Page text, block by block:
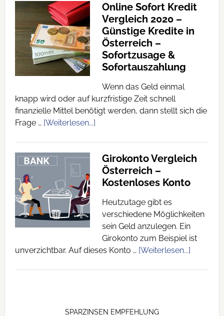
Online Sofort Kredit
Vergleich 2020 –
Günstige Kredite in
Österreich –
Sofortzusage &
Sofortauszahlung
Wenn das Geld einmal
knapp wird oder auf kurzfristige Zeit schnell
finanzielle Mittel benötigt werden, dann stellt sich die
Frage … [Weiterlesen...]
Girokonto Vergleich
Österreich –
Kostenloses Konto
Heutzutage gibt es
verschiedene Möglichkeiten
sein Geld anzulegen. Ein
Girokonto zum Beispiel ist
unverzichtbar. Auf dieses Konto … [Weiterlesen...]
SPARZINSEN EMPFEHLUNG